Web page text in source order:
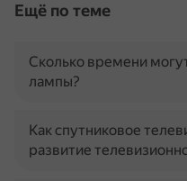
Ещё по теме
Сколько времени
лампы?
Как спутниковое
развитие